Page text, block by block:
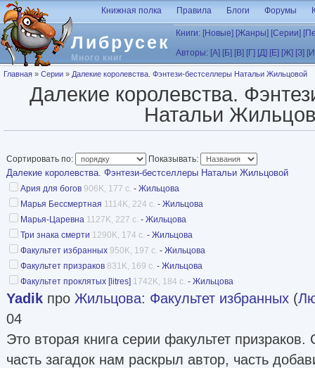
Перейти к основному содержанию
Либрусек
Много книг
Книжная полка Правила Блоги Форумы
Книги: [Новые] [Жанры] [Серии]
Авторы: [А] [Б] [В] [Г] [Д] [Е] [Ж] [З]
Вы здесь
Главная » Серии » Далекие королевства. Фэнтези-бестселлеры Натальи Жильцовой
Далекие королевства.
Натальи
Сортировать по: Показывать:
Далекие королевства. Фэнтези-бестселлеры Натальи Жильцовой
Ария для богов 906K, 177 с. - Жильцова
Марья Бессмертная 1114K, 224 с. - Жильцова
Марья-Царевна 1127K, 227 с. - Жильцова
Три знака смерти 1290K, 174 с. - Жильцова
Факультет избранных 950K, 197 с. - Жильцова
Факультет призраков 831K, 169 с. - Жильцова
Факультет проклятых [litres] 1742K, 184 с. - Жильцова
Yadik про Жильцова: Факультет избранных (
04
Это вторая книга серии факультет
часть загадок нам раскрыл автор, часть